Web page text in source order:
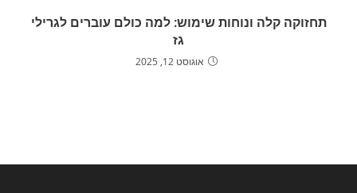
תחזוקה קלה ונוחות שימוש: למה כולם עוברים לגרילי
גז
אוגוסט 12, 2025